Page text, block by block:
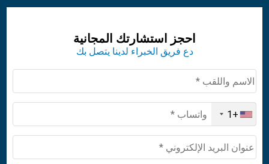
احجز استشارتك المجانية
دع فريق الخبراء لدينا يتصل بك
United
States
+1
+1